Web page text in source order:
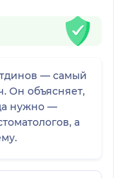
— самый
Он объясняет,
нужно —
а